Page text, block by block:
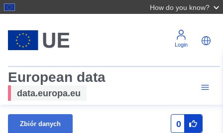
How do you know?
Login
European data
data.europa.eu
Zbiór danych 0